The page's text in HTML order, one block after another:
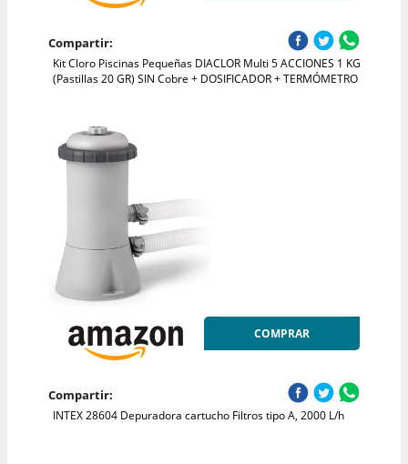
Compartir:
Kit Cloro Piscinas Pequeñas DIACLOR Multi 5 ACCIONES 1 KG
(Pastillas 20 GR) SIN Cobre + DOSIFICADOR + TERMÓMETRO
COMPRAR
Compartir:
INTEX 28604 Depuradora cartucho Filtros tipo A, 2000 L/h